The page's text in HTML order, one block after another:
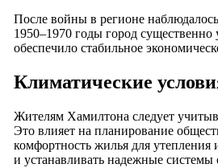
После войны в регионе
1950–1970 годы город
обеспечило стабильное
Климатические
Жителям Хамилтона следует
Это влияет на планирование
комфортность жилья для
и устанавливать надежные